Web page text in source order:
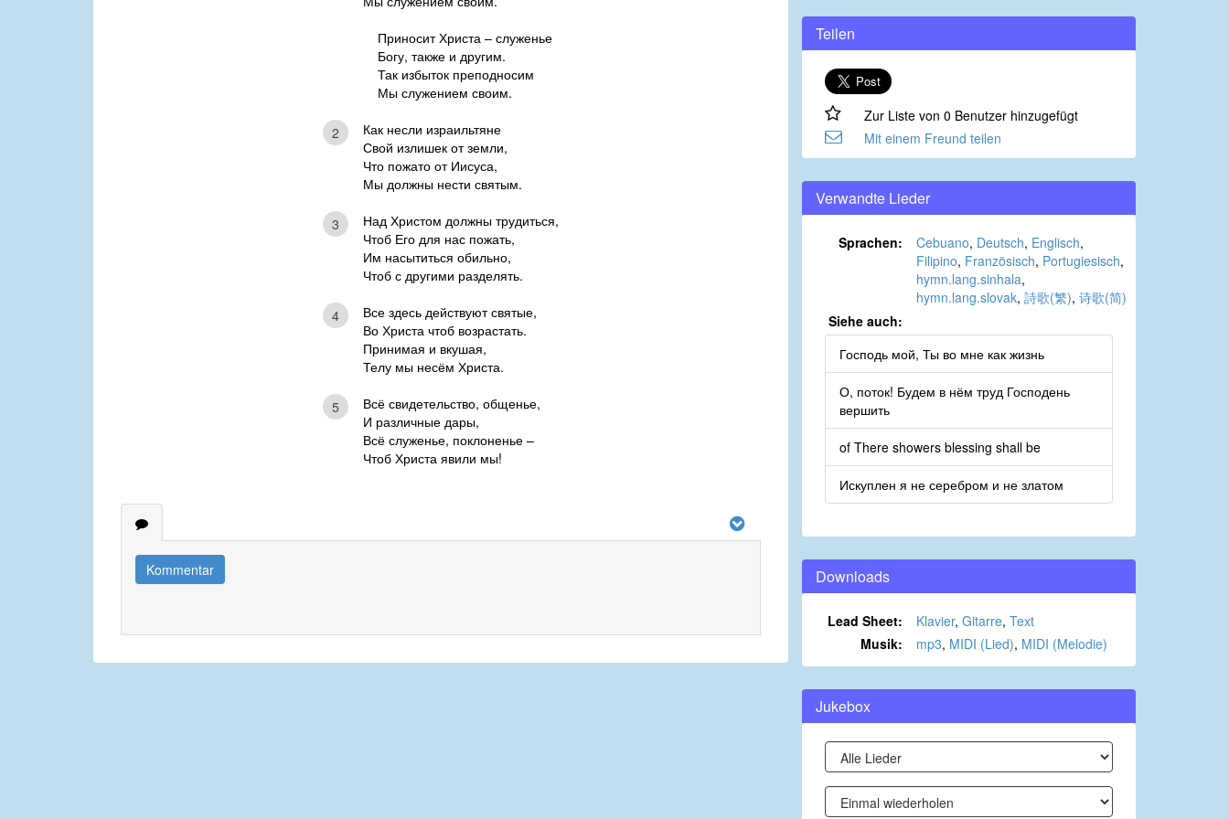
Приносит Христа – служенье
Богу, также и другим.
Так избыток преподносим
Мы служением своим.
2
Как несли израильтяне
Свой излишек от земли,
Что пожато от Иисуса,
Мы должны нести святым.
3
Над Христом должны трудиться,
Чтоб Его для нас пожать,
Им насытиться обильно,
Чтоб с другими разделять.
4
Все здесь действуют святые,
Во Христа чтоб возрастать.
Принимая и вкушая,
Телу мы несём Христа.
5
Всё свидетельство, общенье,
И различные дары,
Всё служенье, поклоненье –
Чтоб Христа явили мы!
Kommentar
Teilen
Zur Liste von 0 Benutzer hinzugefügt
Mit einem Freund teilen
Verwandte Lieder
Sprachen: Cebuano, Deutsch, Englisch,
Filipino, Französisch, Portugiesisch,
hymn.lang.sinhala,
hymn.lang.slovak, 詩歌(繁), 诗歌(简)
Siehe auch:
Господь мой, Ты во мне как жизнь
О, поток! Будем в нём труд Господень
вершить
of There showers blessing shall be
Искуплен я не серебром и не златом
Downloads
Lead Sheet: Klavier, Gitarre, Text
Musik:
mp3, MIDI (Lied), MIDI (Melodie)
Jukebox